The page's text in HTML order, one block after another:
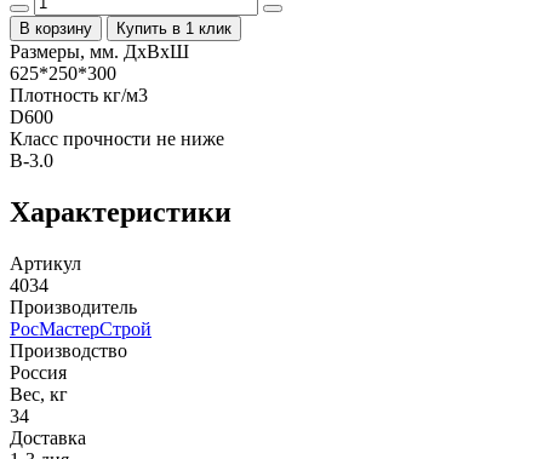
В корзину Купить в 1 клик
Размеры, мм. ДхВхШ
625*250*300
Плотность кг/м3
D600
Класс прочности не ниже
B-3.0
Характеристики
Артикул
4034
Производитель
РосМастерСтрой
Производство
Россия
Вес, кг
34
Доставка